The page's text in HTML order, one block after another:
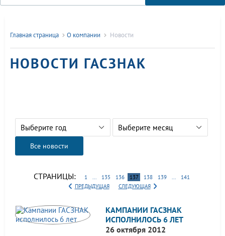
Главная страница О компании Новости
НОВОСТИ ГАСЗНАК
Выберите год Выберите месяц
Все новости
СТРАНИЦЫ: 1 ... 135 136 137 138 139 ...
141
ПРЕДЫДУЩАЯ
СЛЕДУЮЩАЯ
КАМПАНИИ ГАСЗНАК
ИСПОЛНИЛОСЬ 6 ЛЕТ
26 октября 2012